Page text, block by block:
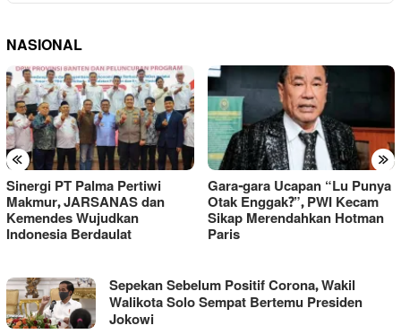
NASIONAL
« »
Sinergi PT Palma Pertiwi
Makmur, JARSANAS dan
Kemendes Wujudkan
Indonesia Berdaulat
Gara-gara Ucapan “Lu Punya
Otak Enggak?”, PWI Kecam
Sikap Merendahkan Hotman
Paris
WARTA
MANDAILING
Sepekan Sebelum Positif Corona, Wakil
Walikota Solo Sempat Bertemu Presiden
Jokowi